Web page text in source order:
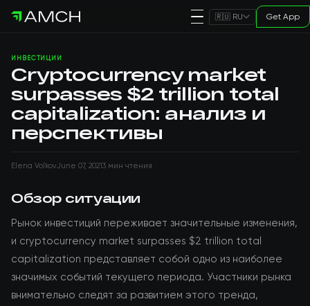
🇷🇺 RU Get App
ИНВЕСТИЦИИ
Cryptocurrency market
surpasses $2 trillion total
capitalization: анализ и
перспективы
Elena VolkovJune 07, 20213 мин чтения
Обзор ситуации
Рынок инвестиций переживает значительные изменения,
и cryptocurrency market surpasses $2 trillion total
capitalization представляет собой одно из наиболее
значимых событий текущего периода. Участники рынка
внимательно следят за развитием этого тренда,